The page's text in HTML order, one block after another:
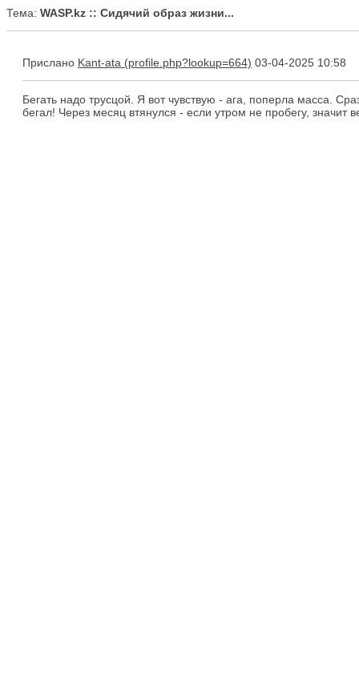
Тема: WASP.kz :: Сидячий образ жизни...
Прислано Kant-ata 03-04-2025 10:58
Бегать надо трусцой. Я вот чувствую - ага, поперла масса.
бегал! Через месяц втянулся - если утром не пробегу, значит